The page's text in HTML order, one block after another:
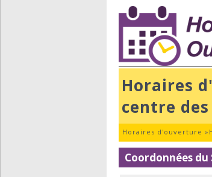
Horaires
centre
Horaires d'ouverture »
Coordonnées